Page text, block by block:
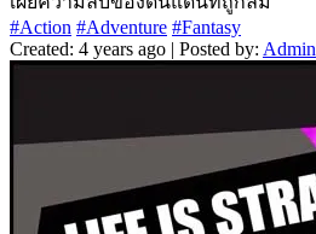
#Action #Adventure #Fantasy
Created: 4 years ago | Posted by: Admin